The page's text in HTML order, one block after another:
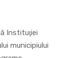
Instituţiei
municipiului